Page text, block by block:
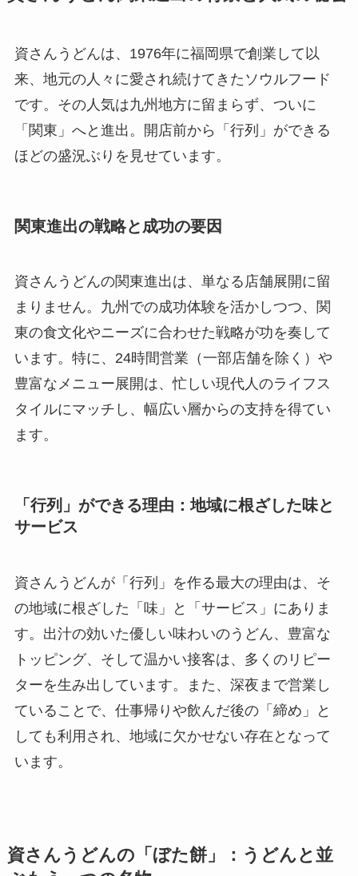
資さんうどんは、1976年に福岡県で創業して以
来、地元の人々に愛され続けてきたソウルフード
です。その人気は九州地方に留まらず、ついに
「関東」へと進出。開店前から「行列」ができる
ほどの盛況ぶりを見せています。
関東進出の戦略と成功の要因
資さんうどんの関東進出は、単なる店舗展開に留
まりません。九州での成功体験を活かしつつ、関
東の食文化やニーズに合わせた戦略が功を奏して
います。特に、24時間営業（一部店舗を除く）や
豊富なメニュー展開は、忙しい現代人のライフス
タイルにマッチし、幅広い層からの支持を得てい
ます。
「行列」ができる理由：地域に根ざした味と
サービス
資さんうどんが「行列」を作る最大の理由は、そ
の地域に根ざした「味」と「サービス」にありま
す。出汁の効いた優しい味わいのうどん、豊富な
トッピング、そして温かい接客は、多くのリピー
ターを生み出しています。また、深夜まで営業し
ていることで、仕事帰りや飲んだ後の「締め」と
しても利用され、地域に欠かせない存在となって
います。
資さんうどんの「ぼた餅」：うどんと並